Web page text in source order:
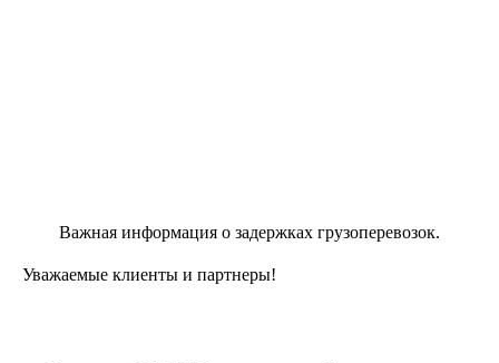
Важная информация о задержках грузоперевозок.
Уважаемые клиенты и партнеры!